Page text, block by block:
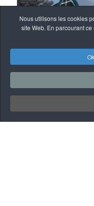
Nous utilisons les cookies
site Web. En parcourant